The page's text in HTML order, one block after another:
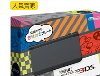
人氣賣家